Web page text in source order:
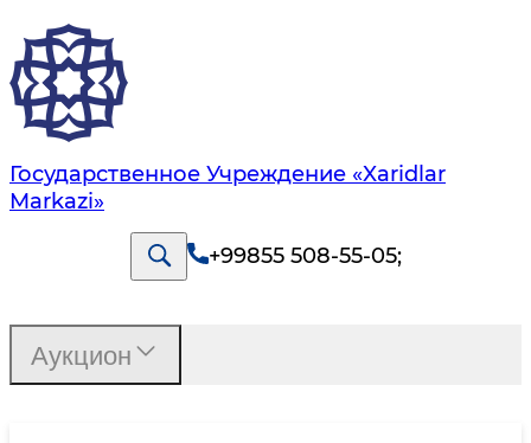
Государственное Учреждение «Xaridlar
Markazi»
+99855 508-55-05;
Аукцион